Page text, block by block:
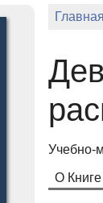
Главная
Учебно-
О Книге